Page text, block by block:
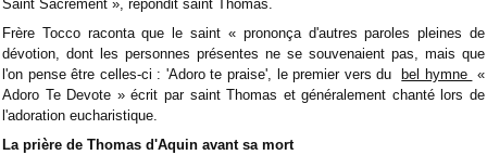
Saint Sacrement », répondit saint Thomas.
Frère Tocco raconta que le saint « prononça d'autres paroles pleines de
dévotion, dont les personnes présentes ne se souvenaient pas, mais que
l'on pense être celles-ci : 'Adoro te praise', le premier vers du
bel hymne «
Adoro Te Devote » écrit par saint Thomas et généralement chanté lors de
l'adoration eucharistique.
La prière de Thomas d'Aquin avant sa mort